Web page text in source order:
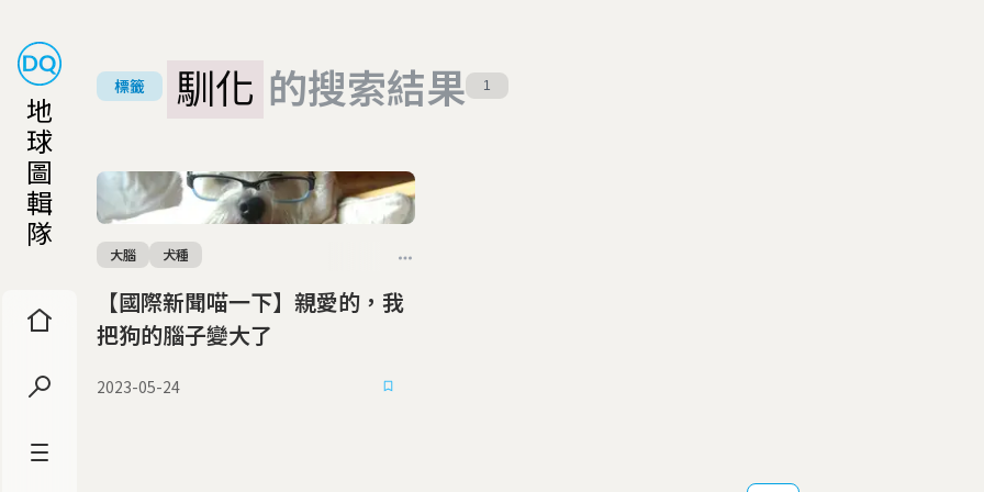
地
球
圖
輯
隊
標籤 馴化 的搜索結果 1
【國際新聞喵一下】親愛的，我
把狗的腦子變大了
大腦 犬種
2023-05-24